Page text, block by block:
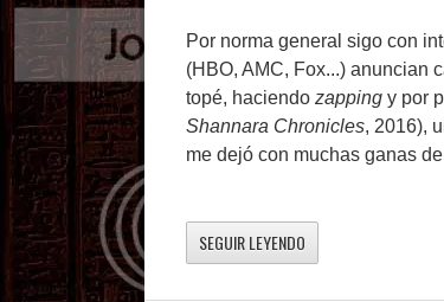
Por norma general sigo con
(HBO, AMC, Fox...) anuncian
topé, haciendo zapping y por
Shannara Chronicles, 2016),
me dejó con muchas ganas
SEGUIR LEYENDO